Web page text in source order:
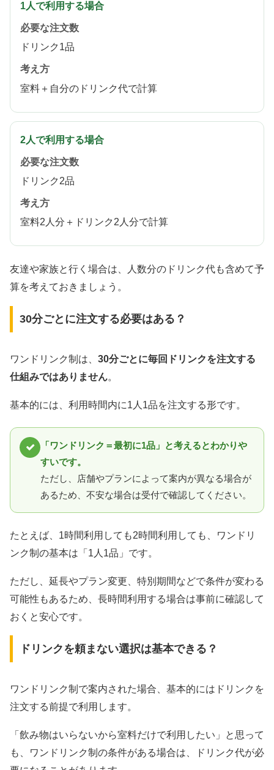
1人で利用する場合
必要な注文数
ドリンク1品
考え方
室料＋自分のドリンク代で計算
2人で利用する場合
必要な注文数
ドリンク2品
考え方
室料2人分＋ドリンク2人分で計算
友達や家族と行く場合は、人数分のドリンク代も含めて予
算を考えておきましょう。
30分ごとに注文する必要はある？
ワンドリンク制は、 30分ごとに毎回ドリンクを注文する
仕組みではありません。
基本的には、利用時間内に1人1品を注文する形です。
「ワンドリンク＝最初に1品」と考えるとわかりや
すいです。
ただし、店舗やプランによって案内が異なる場合が
あるため、不安な場合は受付で確認してください。
たとえば、1時間利用しても2時間利用しても、ワンドリ
ンク制の基本は「1人1品」です。
ただし、延長やプラン変更、特別期間などで条件が変わる
可能性もあるため、長時間利用する場合は事前に確認して
おくと安心です。
ドリンクを頼まない選択は基本できる？
ワンドリンク制で案内された場合、基本的にはドリンクを
注文する前提で利用します。
「飲み物はいらないから室料だけで利用したい」と思って
も、ワンドリンク制の条件がある場合は、ドリンク代が必